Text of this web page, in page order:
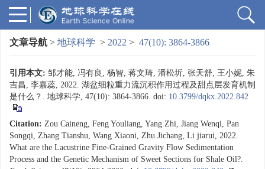
文章导航 > 地球科学 > 2022 > 47(10): 3864-3866
引用本文: 邹才能, 冯有良, 杨智, 蒋文琦, 潘松圻, 张天舒, 王小妮, 朱
吉昌, 李嘉蕊, 2022. 湖盆细粒重力流沉积作用过程及甜点层发育机制
是什么？. 地球科学, 47(10): 3864-3866. doi: 10.3799/dqkx.2022.842
Citation: Zou Caineng, Feng Youliang, Yang Zhi, Jiang Wenqi, Pan
Songqi, Zhang Tianshu, Wang Xiaoni, Zhu Jichang, Li jiarui, 2022.
What are the Lacustrine Fine-Grained Gravity Flow Sedimentation
Process and the Genetic Mechanism of Sweet Sections for Shale Oil?.